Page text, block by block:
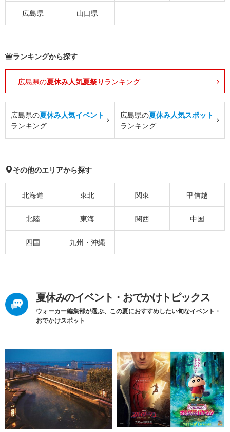
広島県 山口県
ランキングから探す
広島県の夏休み人気夏祭り ランキング
広島県の夏休み人気イベント
ランキング
広島県の夏休み人気スポット
ランキング
その他のエリアから探す
北海道 東北 関東 甲信越
北陸 東海 関西 中国
四国 九州・沖縄
夏休みのイベント・おでかけトピックス
ウォーカー編集部が選ぶ、この夏におすすめしたい旬なイベント・
おでかけスポット